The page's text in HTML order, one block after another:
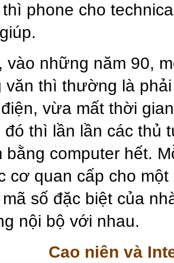
thì phone cho
vào những năm 90,
văn thì thường là
vừa mất thời
thì lần lần các thủ
bằng computer hết.
cơ quan cấp cho một
mã số đặc biệt của
nội bộ với nhau.
Cao niên và